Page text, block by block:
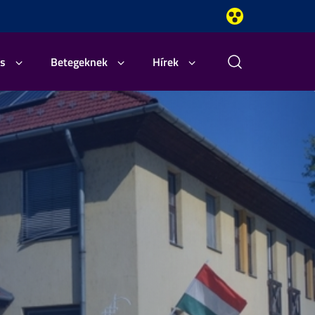
Betegeknek Hírek